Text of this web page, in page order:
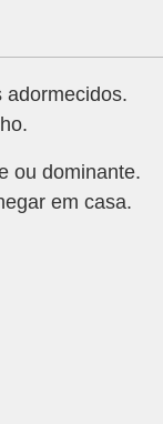
adormecidos.
ou dominante.
em casa.